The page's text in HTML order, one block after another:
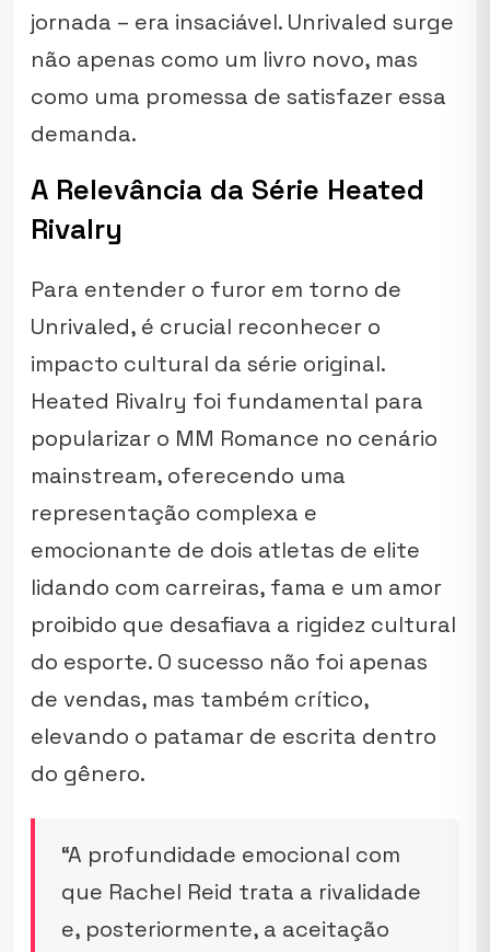
jornada – era insaciável. Unrivaled surge
não apenas como um livro novo, mas
como uma promessa de satisfazer essa
demanda.
A Relevância da Série Heated
Rivalry
Para entender o furor em torno de
Unrivaled, é crucial reconhecer o
impacto cultural da série original.
Heated Rivalry foi fundamental para
popularizar o MM Romance no cenário
mainstream, oferecendo uma
representação complexa e
emocionante de dois atletas de elite
lidando com carreiras, fama e um amor
proibido que desafiava a rigidez cultural
do esporte. O sucesso não foi apenas
de vendas, mas também crítico,
elevando o patamar de escrita dentro
do gênero.
“A profundidade emocional com
que Rachel Reid trata a rivalidade
e, posteriormente, a aceitação